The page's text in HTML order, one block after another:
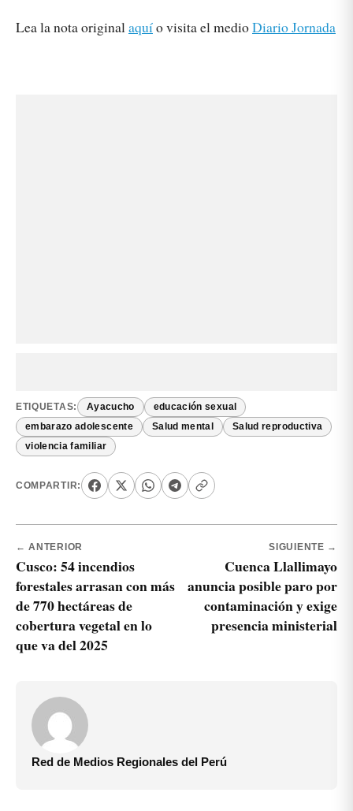
Lea la nota originalaquío visita el medioDiario Jornada
ETIQUETAS: Ayacucho educación sexual
embarazo adolescente Salud mental Salud reproductiva
violencia familiar
COMPARTIR:
← ANTERIOR
Cusco: 54 incendios
forestales arrasan con más
de 770 hectáreas de
cobertura vegetal en lo
que va del 2025
SIGUIENTE →
Cuenca Llallimayo
anuncia posible paro por
contaminación y exige
presencia ministerial
Red de Medios Regionales del Perú